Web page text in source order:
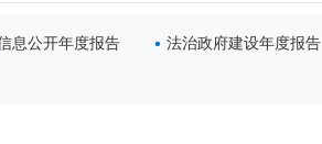
息公开年度报告
法治政府建设年度报告